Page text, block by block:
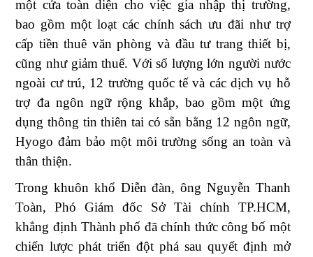
một cửa toàn diện cho việc gia nhập thị trường,
bao gồm một loạt các chính sách ưu đãi như trợ
cấp tiền thuê văn phòng và đầu tư trang thiết bị,
cũng như giảm thuế. Với số lượng lớn người nước
ngoài cư trú, 12 trường quốc tế và các dịch vụ hỗ
trợ đa ngôn ngữ rộng khắp, bao gồm một ứng
dụng thông tin thiên tai có sẵn bằng 12 ngôn ngữ,
Hyogo đảm bảo một môi trường sống an toàn và
thân thiện.
Trong khuôn khổ Diễn đàn, ông Nguyễn Thanh
Toàn, Phó Giám đốc Sở Tài chính TP.HCM,
khẳng định Thành phố đã chính thức công bố một
chiến lược phát triển đột phá sau quyết định mở